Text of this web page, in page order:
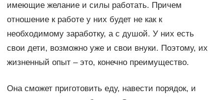
имеющие желание и силы работать. Причем
отношение к работе у них будет не как к
необходимому заработку, а с душой. У них есть
свои дети, возможно уже и свои внуки. Поэтому, их
жизненный опыт – это, конечно преимущество.
Она сможет приготовить еду, навести порядок, и